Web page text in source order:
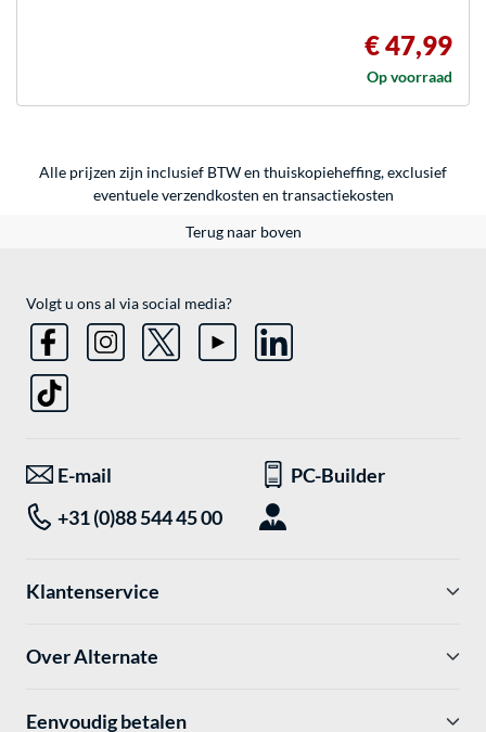
€ 47,99
Op voorraad
Alle prijzen zijn inclusief BTW en thuiskopieheffing, exclusief
eventueleverzendkosten en transactiekosten
Terug naar boven
Volgt u ons al via social media?
E-mail
PC-Builder
+31 (0)88 544 45 00
Klantenservice
Over Alternate
Eenvoudig betalen